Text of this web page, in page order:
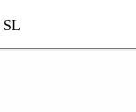
SL